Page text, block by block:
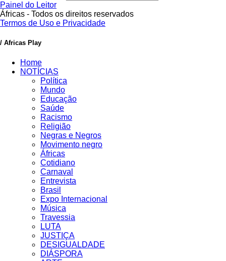
Painel do Leitor
Áfricas - Todos os direitos reservados
Termos de Uso e Privacidade
/ Africas Play
Home
NOTÍCIAS
Política
Mundo
Educação
Saúde
Racismo
Religião
Negras e Negros
Movimento negro
Áfricas
Cotidiano
Carnaval
Entrevista
Brasil
Expo Internacional
Música
Travessia
LUTA
JUSTIÇA
DESIGUALDADE
DIÁSPORA